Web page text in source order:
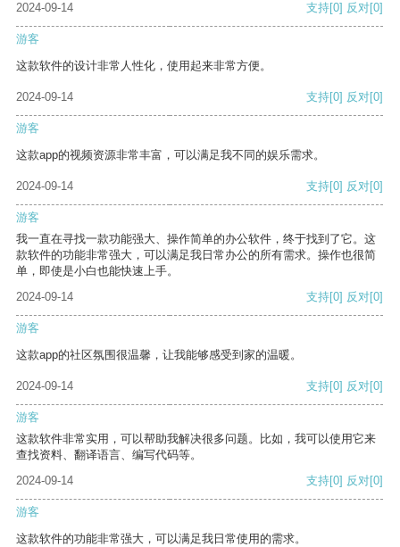
2024-09-14 支持[0] 反对[0]
游客
这款软件的设计非常人性化，使用起来非常方便。
2024-09-14 支持[0] 反对[0]
游客
这款app的视频资源非常丰富，可以满足我不同的娱乐需求。
2024-09-14 支持[0] 反对[0]
游客
我一直在寻找一款功能强大、操作简单的办公软件，终于找到了它。这
款软件的功能非常强大，可以满足我日常办公的所有需求。操作也很简
单，即使是小白也能快速上手。
2024-09-14
支持[0] 反对[0]
游客
这款app的社区氛围很温馨，让我能够感受到家的温暖。
2024-09-14 支持[0] 反对[0]
游客
这款软件非常实用，可以帮助我解决很多问题。比如，我可以使用它来
查找资料、翻译语言、编写代码等。
2024-09-14
支持[0] 反对[0]
游客
这款软件的功能非常强大，可以满足我日常使用的需求。